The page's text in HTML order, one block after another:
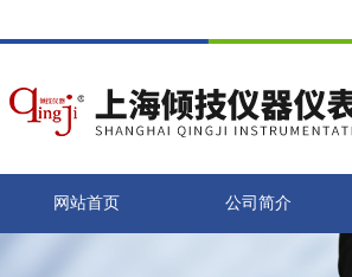
网站首页 公司简介